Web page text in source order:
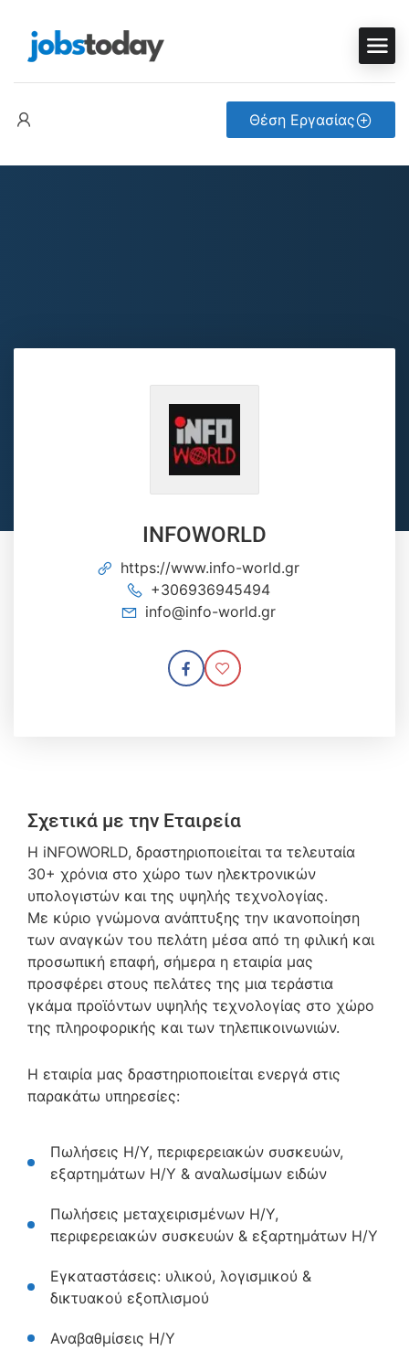
Θέση Εργασίας
INFOWORLD
https://www.info-world.gr
+306936945494
info@info-world.gr
Σχετικά με την Εταιρεία
Η iNFOWORLD, δραστηριοποιείται τα τελευταία
30+ χρόνια στο χώρο των ηλεκτρονικών
υπολογιστών και της υψηλής τεχνολογίας.
Με κύριο γνώμονα ανάπτυξης την ικανοποίηση
των αναγκών του πελάτη μέσα από τη φιλική και
προσωπική επαφή, σήμερα η εταιρία μας
προσφέρει στους πελάτες της μια τεράστια
γκάμα προϊόντων υψηλής τεχνολογίας στο χώρο
της πληροφορικής και των τηλεπικοινωνιών.
Η εταιρία μας δραστηριοποιείται ενεργά στις
παρακάτω υπηρεσίες:
Πωλήσεις Η/Υ, περιφερειακών συσκευών,
εξαρτημάτων Η/Υ & αναλωσίμων ειδών
Πωλήσεις μεταχειρισμένων Η/Υ,
περιφερειακών συσκευών & εξαρτημάτων Η/Υ
Εγκαταστάσεις: υλικού, λογισμικού &
δικτυακού εξοπλισμού
Αναβαθμίσεις Η/Υ